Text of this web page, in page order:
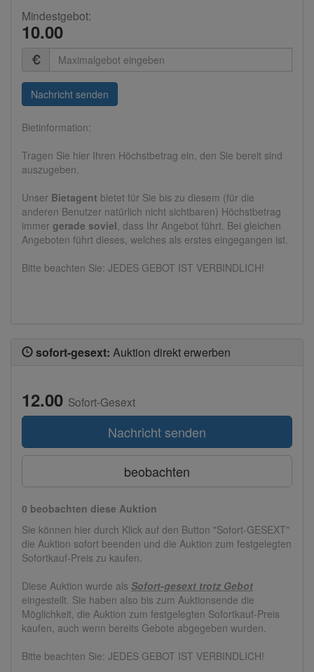
Mindestgebot:
10.00
Summe
(in
Euro)
Nachricht senden
Bietinformation:
Tragen Sie hier Ihren Höchstbetrag ein, den Sie bereit sind
auszugeben.
Unser Bietagent bietet für Sie bis zu diesem (für die
anderen Benutzer natürlich nicht sichtbaren) Höchstbetrag
immer gerade soviel, dass Ihr Angebot führt. Bei gleichen
Angeboten führt dieses, welches als erstes eingegangen ist.
Bitte beachten Sie: JEDES GEBOT IST VERBINDLICH!
sofort-gesext: Auktion direkt erwerben
12.00 Sofort-Gesext
Nachricht senden
beobachten
0 beobachten diese Auktion
Sie können hier durch Klick auf den Button "Sofort-GESEXT"
die Auktion sofort beenden und die Auktion zum festgelegten
Sofortkauf-Preis zu kaufen.
Diese Auktion wurde als Sofort-gesext trotz Gebot
eingestellt. Sie haben also bis zum Auktionsende die
Möglichkeit, die Auktion zum festgelegten Sofortkauf-Preis
kaufen, auch wenn bereits Gebote abgegeben wurden.
Bitte beachten Sie: JEDES GEBOT IST VERBINDLICH!